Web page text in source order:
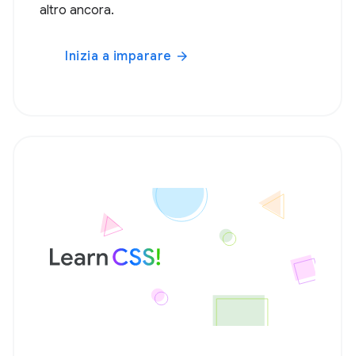
altro ancora.
Inizia a imparare arrow_forward